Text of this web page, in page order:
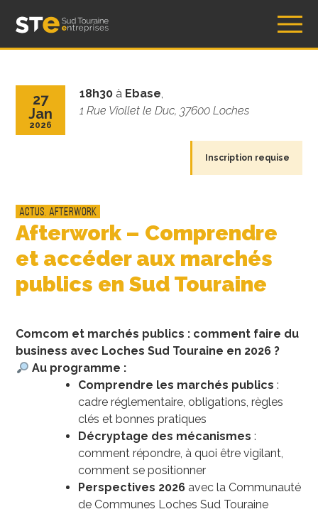
Actus ,Afterwork
Afterwork – Comprendre
et accéder aux marchés
publics en Sud Touraine
Comcom et marchés publics : comment faire du
business avec Loches Sud Touraine en 2026 ?
Au programme :
Comprendre les marchés publics :
cadre réglementaire, obligations, règles
clés et bonnes pratiques
Décryptage des mécanismes :
comment répondre, à quoi être vigilant,
comment se positionner
Perspectives 2026 avec la Communauté
de Communes Loches Sud Touraine
27
Jan
2026
18h30 à Ebase,
1 Rue Viollet le Duc, 37600 Loches
Inscription requise